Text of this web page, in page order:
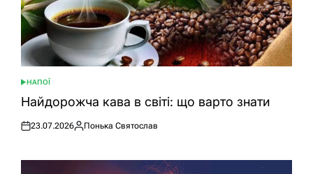
ОПУБЛІКУВАТИ
У
НАПОЇ
Найдорожча кава в світі: що варто знати
Оприлюднено
23.07.2026
Опубліковано
Понька Святослав